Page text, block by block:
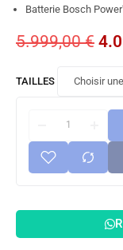
Batterie Bosch
5.999,00€
TAILLES